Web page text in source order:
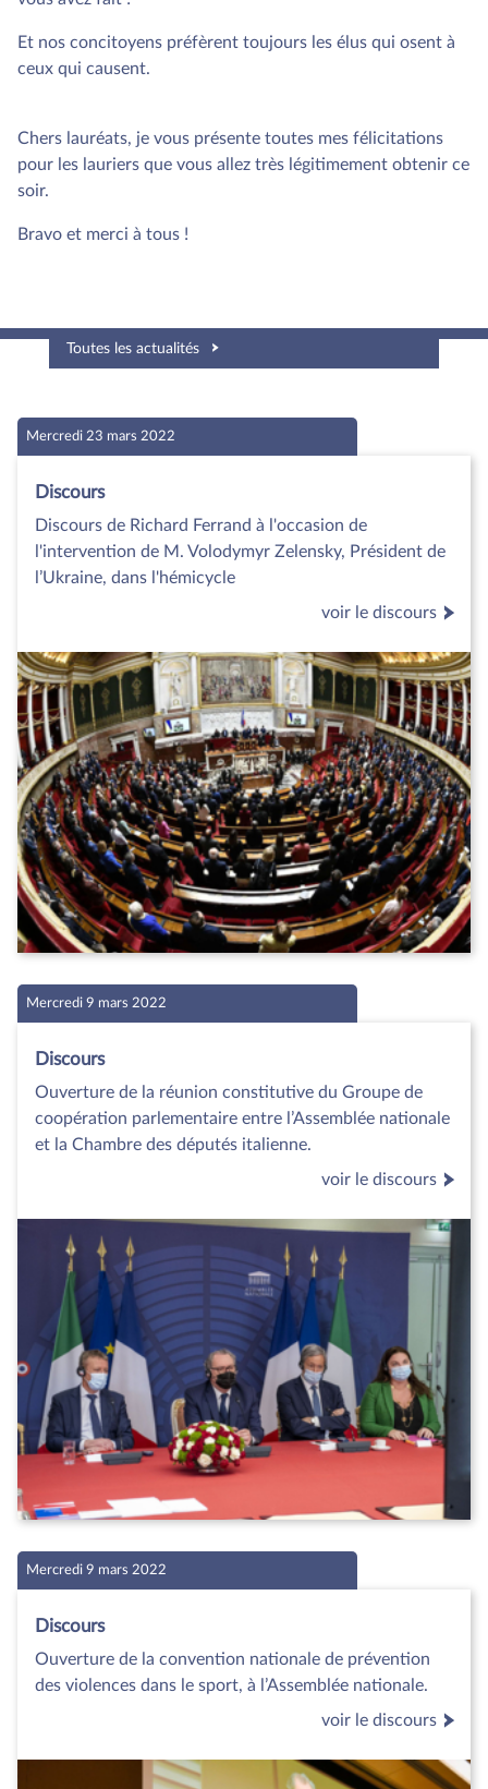
Et nos concitoyens préfèrent toujours les élus qui osent à
ceux qui causent.
Chers lauréats, je vous présente toutes mes félicitations
pour les lauriers que vous allez très légitimement obtenir ce
soir.
Bravo et merci à tous !
Toutes les actualités
Mercredi 23 mars 2022
Discours
Discours de Richard Ferrand à l'occasion de
l'intervention de M. Volodymyr Zelensky, Président de
l’Ukraine, dans l'hémicycle
voir le discours
Mercredi 9 mars 2022
Discours
Ouverture de la réunion constitutive du Groupe de
coopération parlementaire entre l’Assemblée nationale
et la Chambre des députés italienne.
voir le discours
Mercredi 9 mars 2022
Discours
Ouverture de la convention nationale de prévention
des violences dans le sport, à l’Assemblée nationale.
voir le discours